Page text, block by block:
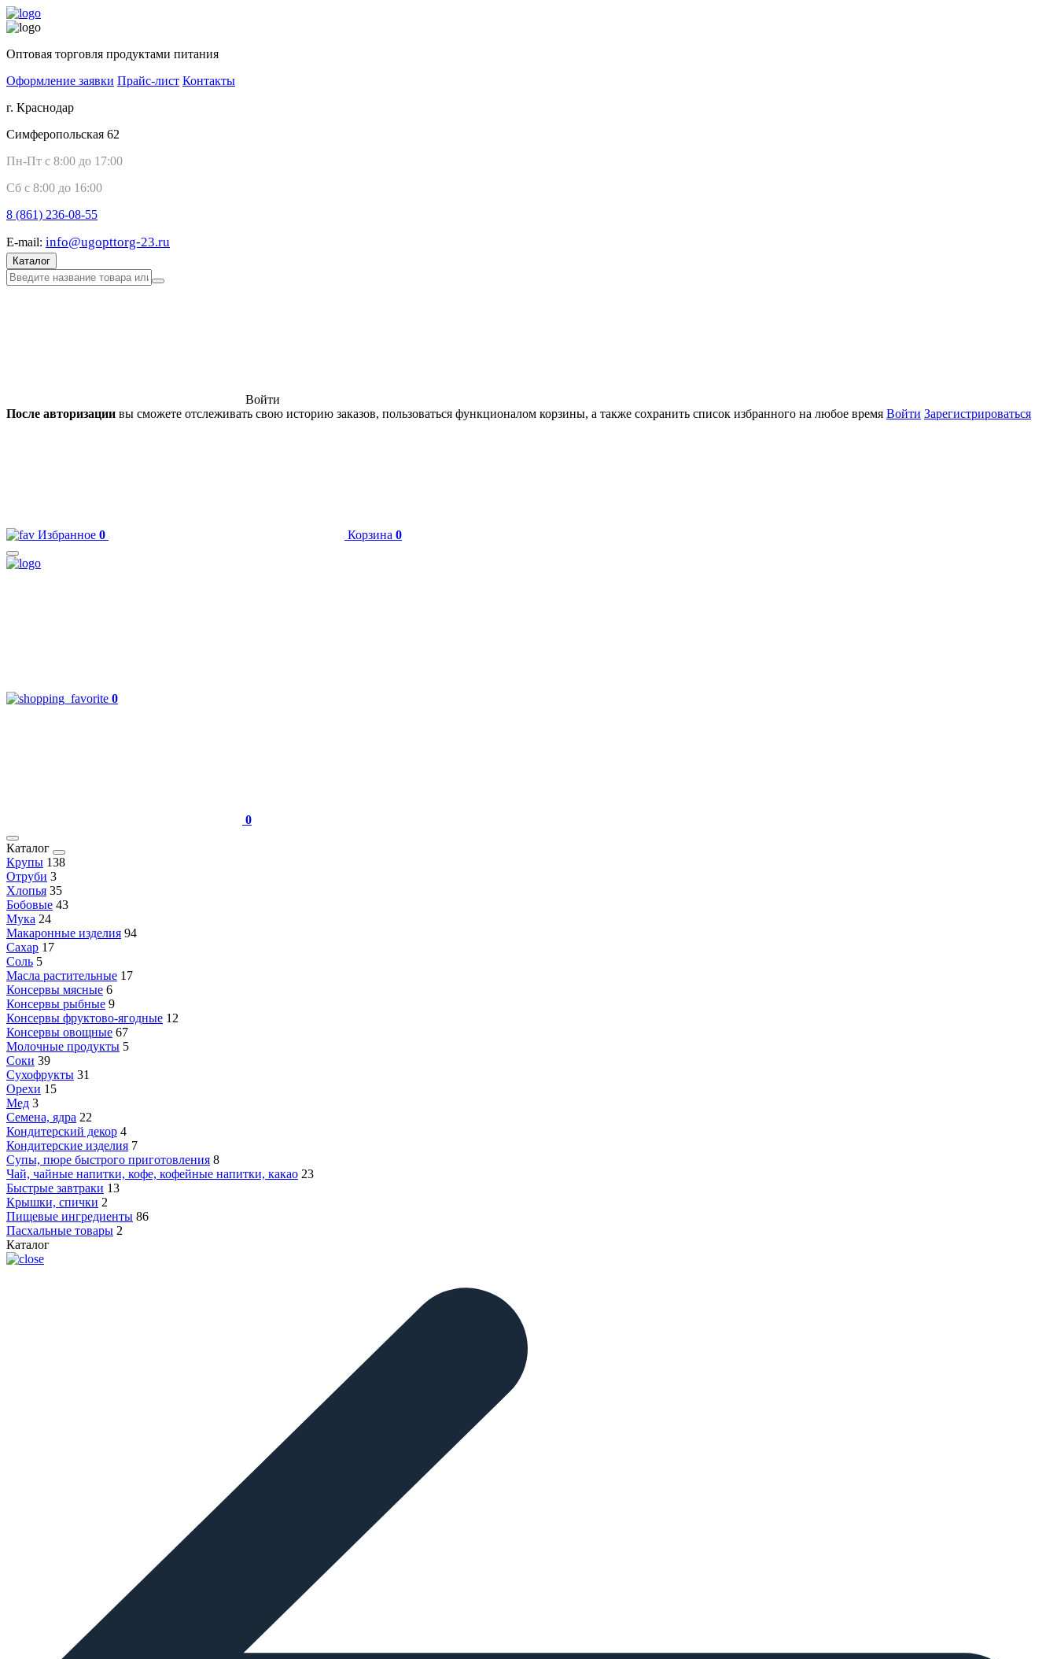
Оптовая торговля продуктами питания
Оформление заявки Прайс-лист Контакты
г. Краснодар
Симферопольская 62
Пн-Пт с 8:00 до 17:00
Сб с 8:00 до 16:00
8 (861) 236-08-55
E-mail: info@ugopttorg-23.ru
Каталог
Войти
После авторизации вы сможете отслеживать свою историю заказов, пользоваться функционалом корзины, а также сохранить список избранного на любое время Войти Зарегистрироваться
Избранное 0 Корзина 0
0
0
Каталог
Крупы 138
Отруби 3
Хлопья 35
Бобовые 43
Мука 24
Макаронные изделия 94
Сахар 17
Соль 5
Масла растительные 17
Консервы мясные 6
Консервы рыбные 9
Консервы фруктово-ягодные 12
Консервы овощные 67
Молочные продукты 5
Соки 39
Сухофрукты 31
Орехи 15
Мед 3
Семена, ядра 22
Кондитерский декор 4
Кондитерские изделия 7
Супы, пюре быстрого приготовления 8
Чай, чайные напитки, кофе, кофейные напитки, какао 23
Быстрые завтраки 13
Крышки, спички 2
Пищевые ингредиенты 86
Пасхальные товары 2
Каталог